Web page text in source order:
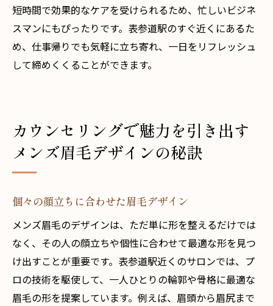
短時間で効果的なケアを受けられるため、忙しいビジネ
スマンにもぴったりです。表参道駅のすぐ近くにあるた
め、仕事帰りでも気軽に立ち寄れ、一日をリフレッシュ
して締めくくることができます。
カウンセリングで魅力を引き出す
メンズ眉毛デザインの秘訣
個々の顔立ちに合わせた眉毛デザイン
メンズ眉毛のデザインは、ただ単に形を整えるだけでは
なく、その人の顔立ちや個性に合わせて最適な形を見つ
け出すことが重要です。表参道駅近くのサロンでは、プ
ロの技術を駆使して、一人ひとりの輪郭や骨格に最適な
眉毛の形を提案しています。例えば、眉頭から眉尻まで